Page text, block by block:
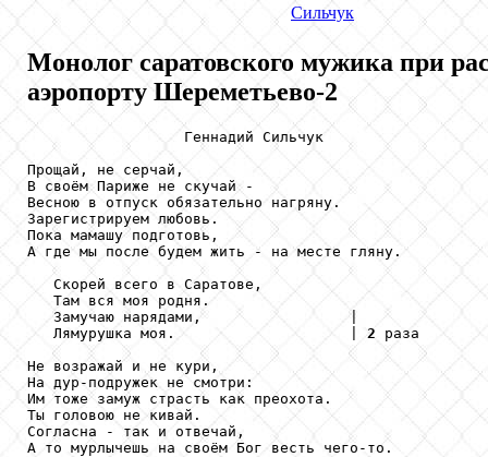
Сильчук
Монолог саратовского мужика при
аэропорту Шереметьево-2
                  Геннадий Сильчук
Прощай, не серчай,
В своём Париже не скучай -
Весною в отпуск обязательно нагряну.
Зарегистрируем любовь.
Пока мамашу подготовь,
А где мы после будем жить - на месте гляну.
   Скорей всего в Саратове,
   Там вся моя родня.
   Замучаю нарядами,                 |
   Лямурушка моя.                    |
2 раза
Не возражай и не кури,
На дур-подружек не смотри:
Им тоже замуж страсть как преохота.
Ты головою не кивай.
Согласна - так и отвечай,
А то мурлычешь на своём Бог весть чего-то.